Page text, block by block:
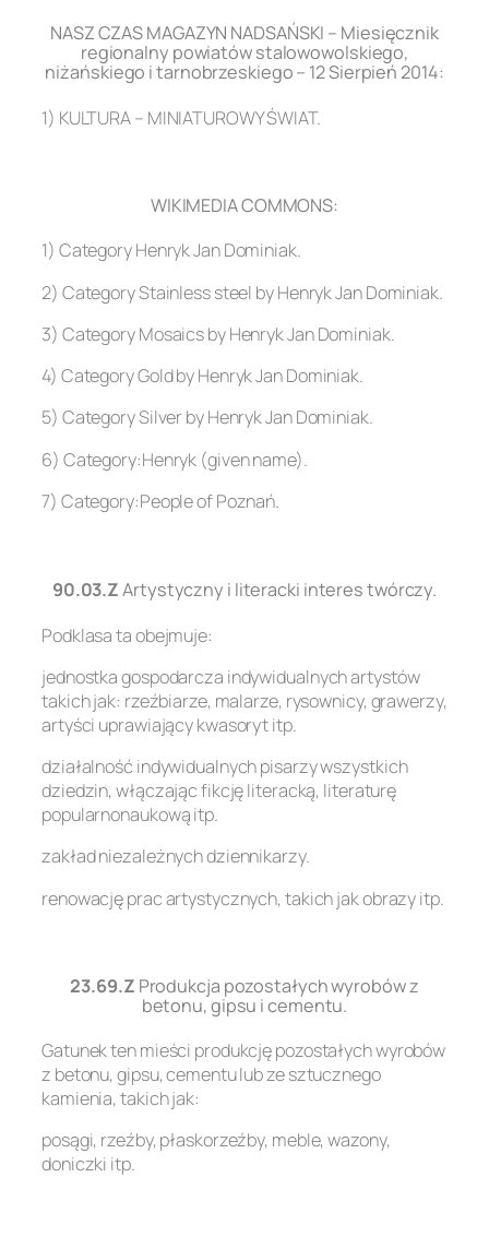
NASZ CZAS MAGAZYN NADSAŃSKI – Miesięcznik
regionalny powiatów stalowowolskiego,
niżańskiego i tarnobrzeskiego – 12 Sierpień 2014:
1) KULTURA – MINIATUROWY ŚWIAT.
WIKIMEDIA COMMONS:
1) Category Henryk Jan Dominiak.
2) Category Stainless steel by Henryk Jan Dominiak.
3) Category Mosaics by Henryk Jan Dominiak.
4) Category Gold by Henryk Jan Dominiak.
5) Category Silver by Henryk Jan Dominiak.
6) Category:Henryk (given name).
7) Category:People of Poznań.
90.03.ZArtystyczny i literacki interes twórczy.
Podklasa ta obejmuje:
jednostka gospodarcza indywidualnych artystów
takich jak: rzeźbiarze, malarze, rysownicy, grawerzy,
artyści uprawiający kwasoryt itp.
działalność indywidualnych pisarzy wszystkich
dziedzin, włączając fikcję literacką, literaturę
popularnonaukową itp.
zakład niezależnych dziennikarzy.
renowację prac artystycznych, takich jak obrazy itp.
23.69.Z Produkcja pozostałych wyrobów z
betonu, gipsu i cementu.
Gatunek ten mieści produkcję pozostałych wyrobów
z betonu, gipsu, cementu lub ze sztucznego
kamienia, takich jak:
posągi, rzeźby, płaskorzeźby, meble, wazony,
doniczki itp.